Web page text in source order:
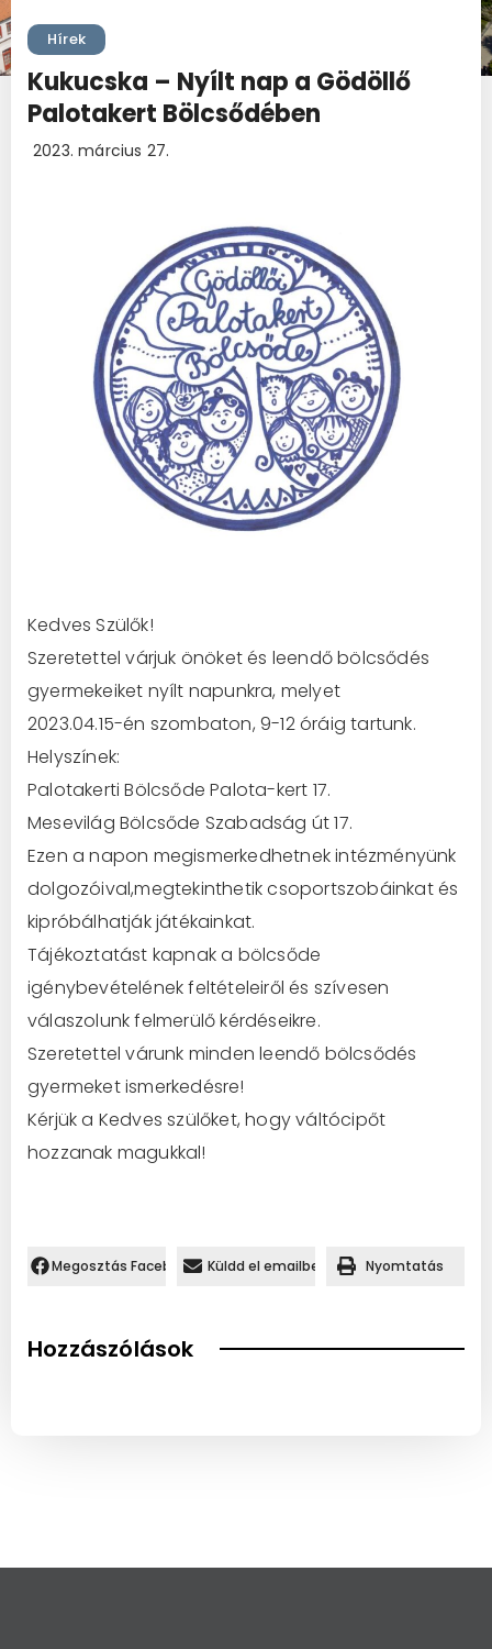
Hírek
Kukucska – Nyílt nap a Gödöllő
Palotakert Bölcsődében
2023. március 27.
Kedves Szülők!
Szeretettel várjuk önöket és leendő bölcsődés
gyermekeiket nyílt napunkra, melyet
2023.04.15-én szombaton, 9-12 óráig tartunk.
Helyszínek:
Palotakerti Bölcsőde Palota-kert 17.
Mesevilág Bölcsőde Szabadság út 17.
Ezen a napon megismerkedhetnek intézményünk
dolgozóival,megtekinthetik csoportszobáinkat és
kipróbálhatják játékainkat.
Tájékoztatást kapnak a bölcsőde
igénybevételének feltételeiről és szívesen
válaszolunk felmerülő kérdéseikre.
Szeretettel várunk minden leendő bölcsődés
gyermeket ismerkedésre!
Kérjük a Kedves szülőket, hogy váltócipőt
hozzanak magukkal!
Megosztás Facebookon.Küldd el emailben Nyomtatás
Hozzászólások